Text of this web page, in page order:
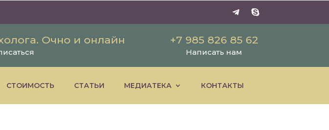
Очно и онлайн +7 985 826 85 62
Написать нам
СТОИМОСТЬ СТАТЬИ МЕДИАТЕКА КОНТАКТЫ